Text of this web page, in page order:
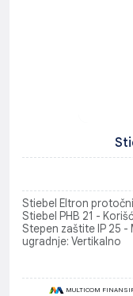
Stiebel Eltron
Stiebel PHB 21 -
Stepen zaštite IP 25 -
ugradnje: Vertikalno
MULTICOM